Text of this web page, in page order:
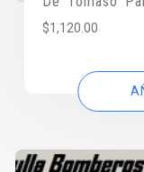
$1,120.00